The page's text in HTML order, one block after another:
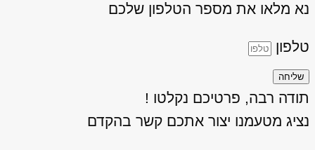
נא מלאו את מספר הטלפון שלכם
טלפון
שליחה
תודה רבה, פרטיכם נקלטו !
נציג מטעמנו יצור אתכם קשר בהקדם